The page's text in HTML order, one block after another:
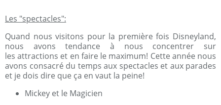
Les "spectacles":
Quand nous visitons pour la première fois Disneyland,
nous avons tendance à nous concentrer sur
les attractions et en faire le maximum! Cette année nous
avons consacré du temps aux spectacles et aux parades
et je dois dire que ça en vaut la peine!
Mickey et le Magicien